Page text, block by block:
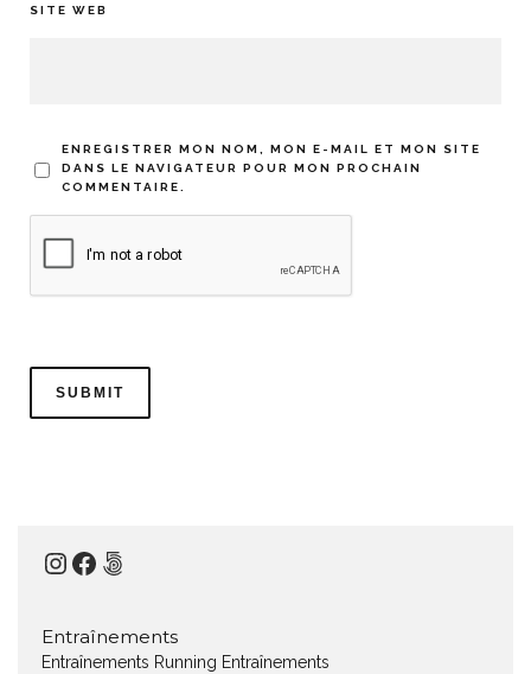
SITE WEB
ENREGISTRER MON NOM, MON E-MAIL ET MON SITE
DANS LE NAVIGATEUR POUR MON PROCHAIN
COMMENTAIRE.
Instagram
Facebook
500px
Entraînements
Entraînements Running Entraînements